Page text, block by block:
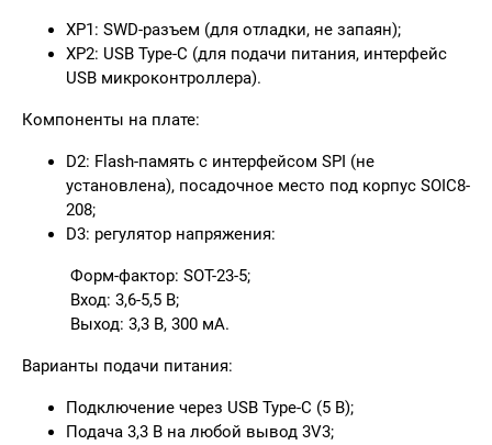
XP1: SWD-разъем (для отладки, не запаян);
XP2: USB Type-C (для подачи питания, интерфейс
USB микроконтроллера).
Компоненты на плате:
D2: Flash-память с интерфейсом SPI (не
установлена), посадочное место под корпус SOIC8-
208;
D3: регулятор напряжения:
Форм-фактор: SOT-23-5;
Вход: 3,6-5,5 В;
Выход: 3,3 В, 300 мА.
Варианты подачи питания:
Подключение через USB Type-C (5 В);
Подача 3,3 В на любой вывод 3V3;